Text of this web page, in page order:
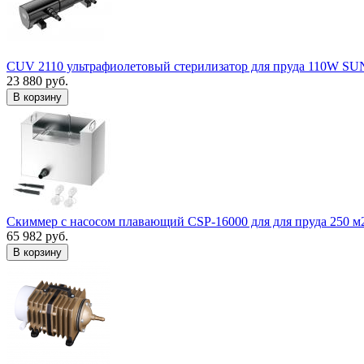
CUV 2110 ультрафиолетовый стерилизатор для пруда 110W
23 880 руб.
В корзину
Скиммер с насосом плавающий CSP-16000 для для пруда 250
65 982 руб.
В корзину